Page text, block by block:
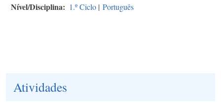
Nível/Disciplina 1.º Ciclo | Português
Atividades